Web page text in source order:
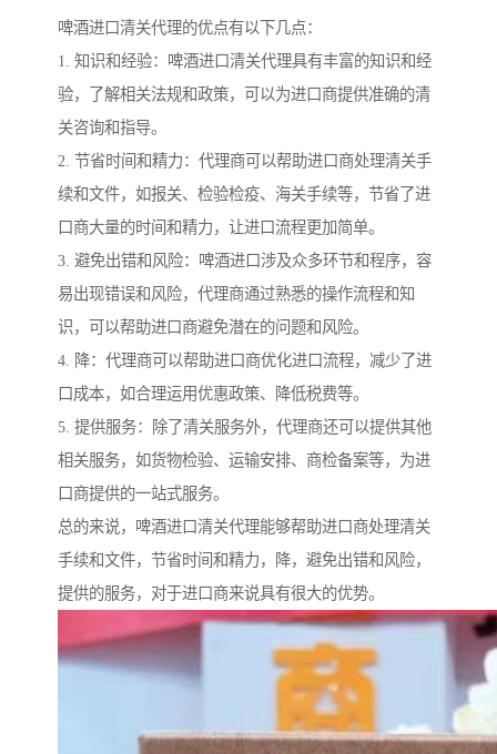
啤酒进口清关代理的优点有以下几点：
1. 知识和经验：啤酒进口清关代理具有丰富的知识和经
验，了解相关法规和政策，可以为进口商提供准确的清
关咨询和指导。
2. 节省时间和精力：代理商可以帮助进口商处理清关手
续和文件，如报关、检验检疫、海关手续等，节省了进
口商大量的时间和精力，让进口流程更加简单。
3. 避免出错和风险：啤酒进口涉及众多环节和程序，容
易出现错误和风险，代理商通过熟悉的操作流程和知
识，可以帮助进口商避免潜在的问题和风险。
4. 降：代理商可以帮助进口商优化进口流程，减少了进
口成本，如合理运用优惠政策、降低税费等。
5. 提供服务：除了清关服务外，代理商还可以提供其他
相关服务，如货物检验、运输安排、商检备案等，为进
口商提供的一站式服务。
总的来说，啤酒进口清关代理能够帮助进口商处理清关
手续和文件，节省时间和精力，降，避免出错和风险，
提供的服务，对于进口商来说具有很大的优势。